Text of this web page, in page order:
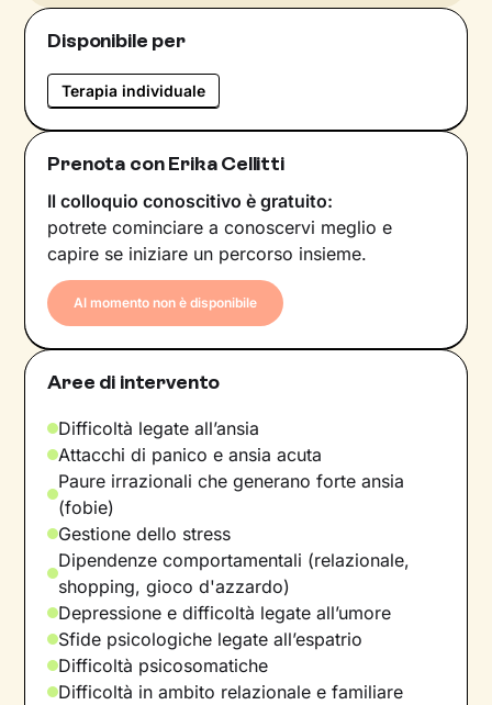
Disponibile per
Terapia individuale
Prenota con Erika Cellitti
Il colloquio conoscitivo è gratuito:
potrete cominciare a conoscervi meglio e
capire se iniziare un percorso insieme.
Al momento non è disponibile
Aree di intervento
Difficoltà legate all’ansia
Attacchi di panico e ansia acuta
Paure irrazionali che generano forte ansia
(fobie)
Gestione dello stress
Dipendenze comportamentali (relazionale,
shopping, gioco d'azzardo)
Depressione e difficoltà legate all’umore
Sfide psicologiche legate all’espatrio
Difficoltà psicosomatiche
Difficoltà in ambito relazionale e familiare